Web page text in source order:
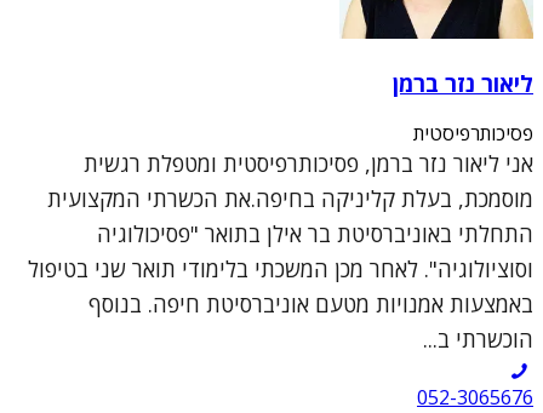
ליאור נזר ברמן
פסיכותרפיסטית
אני ליאור נזר ברמן, פסיכותרפיסטית ומטפלת רגשית
מוסמכת, בעלת קליניקה בחיפה.את הכשרתי המקצועית
התחלתי באוניברסיטת בר אילן בתואר "פסיכולוגיה
וסוציולוגיה". לאחר מכן המשכתי בלימודי תואר שני בטיפול
באמצעות אמנויות מטעם אוניברסיטת חיפה. בנוסף
הוכשרתי ב...
052-3065676